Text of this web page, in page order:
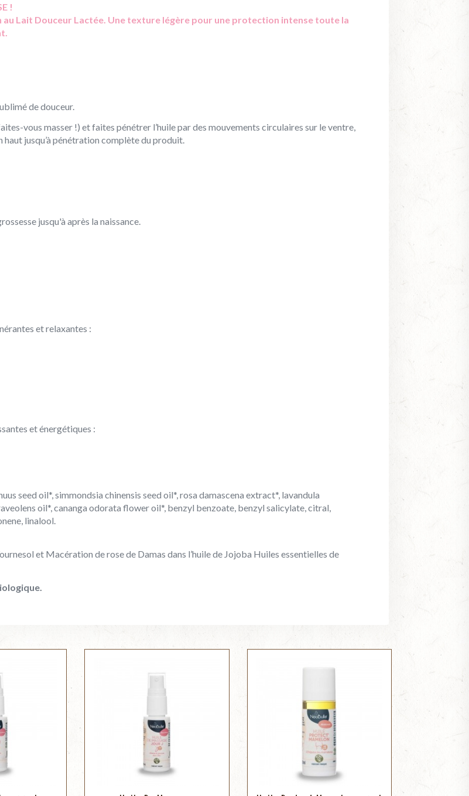
!
au Lait Douceur Lactée. Une texture légère pour une protection intense toute la
de douceur.
vous masser !) et faites pénétrer l’huile par des mouvements circulaires sur le ventre,
haut jusqu’à pénétration complète du produit.
jusqu'à après la naissance.
et relaxantes :
et énergétiques :
seed oil*, simmondsia chinensis seed oil*, rosa damascena extract*, lavandula
oil*, cananga odorata flower oil*, benzyl benzoate, benzyl salicylate, citral,
linalool.
et Macération de rose de Damas dans l’huile de Jojoba Huiles essentielles de